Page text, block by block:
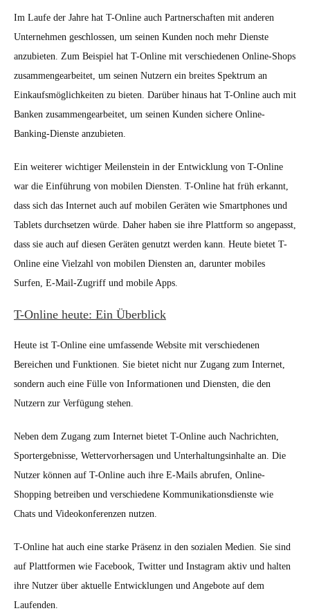
Im Laufe der Jahre hat T-Online auch Partnerschaften mit anderen
Unternehmen geschlossen, um seinen Kunden noch mehr Dienste
anzubieten. Zum Beispiel hat T-Online mit verschiedenen Online-Shops
zusammengearbeitet, um seinen Nutzern ein breites Spektrum an
Einkaufsmöglichkeiten zu bieten. Darüber hinaus hat T-Online auch mit
Banken zusammengearbeitet, um seinen Kunden sichere Online-
Banking-Dienste anzubieten.
Ein weiterer wichtiger Meilenstein in der Entwicklung von T-Online
war die Einführung von mobilen Diensten. T-Online hat früh erkannt,
dass sich das Internet auch auf mobilen Geräten wie Smartphones und
Tablets durchsetzen würde. Daher haben sie ihre Plattform so angepasst,
dass sie auch auf diesen Geräten genutzt werden kann. Heute bietet T-
Online eine Vielzahl von mobilen Diensten an, darunter mobiles
Surfen, E-Mail-Zugriff und mobile Apps.
T-Online heute: Ein Überblick
Heute ist T-Online eine umfassende Website mit verschiedenen
Bereichen und Funktionen. Sie bietet nicht nur Zugang zum Internet,
sondern auch eine Fülle von Informationen und Diensten, die den
Nutzern zur Verfügung stehen.
Neben dem Zugang zum Internet bietet T-Online auch Nachrichten,
Sportergebnisse, Wettervorhersagen und Unterhaltungsinhalte an. Die
Nutzer können auf T-Online auch ihre E-Mails abrufen, Online-
Shopping betreiben und verschiedene Kommunikationsdienste wie
Chats und Videokonferenzen nutzen.
T-Online hat auch eine starke Präsenz in den sozialen Medien. Sie sind
auf Plattformen wie Facebook, Twitter und Instagram aktiv und halten
ihre Nutzer über aktuelle Entwicklungen und Angebote auf dem
Laufenden.